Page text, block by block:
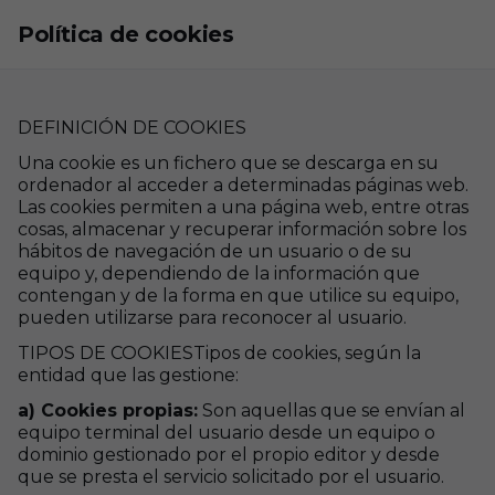
Política de cookies
DEFINICIÓN DE COOKIES
Una cookie es un fichero que se descarga en su
ordenador al acceder a determinadas páginas web.
Las cookies permiten a una página web, entre otras
cosas, almacenar y recuperar información sobre los
hábitos de navegación de un usuario o de su
equipo y, dependiendo de la información que
contengan y de la forma en que utilice su equipo,
pueden utilizarse para reconocer al usuario.
TIPOS DE COOKIESTipos de cookies, según la
entidad que las gestione:
a) Cookies propias: Son aquellas que se envían al
equipo terminal del usuario desde un equipo o
dominio gestionado por el propio editor y desde
que se presta el servicio solicitado por el usuario.